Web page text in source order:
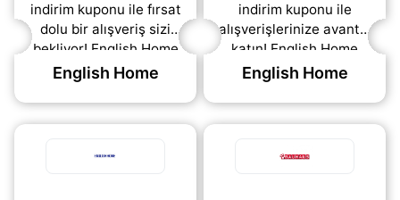
indirim kuponu ile fırsat
dolu bir alışveriş sizi
bekliyor! English Home
internet sitesi
üzerinden yapacağınız
2000TL ve üzeri
sepetlerde
English Home
indirim kuponu ile
alışverişlerinize avantaj
katın! English Home
internet sitesinden
yapacağınız 2000TL ve
üzeri siparişlerde
geçerli(daha&helliip;)
English Home